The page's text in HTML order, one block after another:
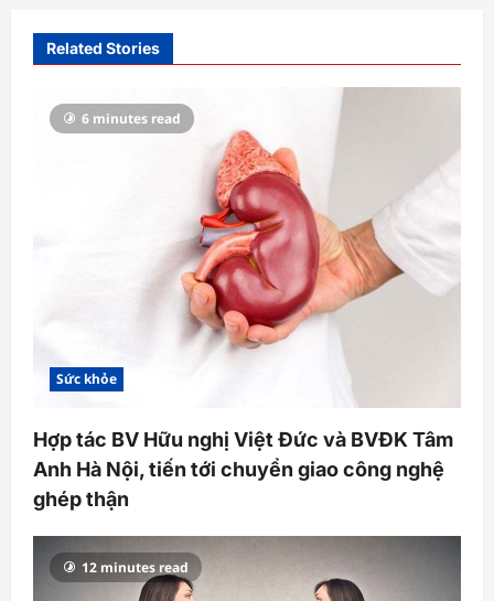
Related Stories
6 minutes read
Sức khỏe
Hợp tác BV Hữu nghị Việt Đức và BVĐK Tâm
Anh Hà Nội, tiến tới chuyển giao công nghệ
ghép thận
12 minutes read